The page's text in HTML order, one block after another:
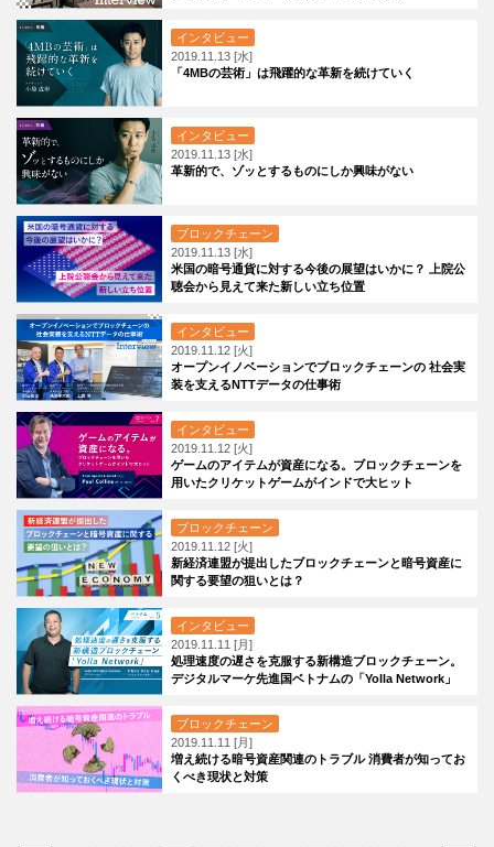
インタビュー
2019.11.13 [水]
「4MBの芸術」は飛躍的な革新を続けていく
インタビュー
2019.11.13 [水]
革新的で、ゾッとするものにしか興味がない
ブロックチェーン
2019.11.13 [水]
米国の暗号通貨に対する今後の展望はいかに？ 上院公
聴会から見えて来た新しい立ち位置
インタビュー
2019.11.12 [火]
オープンイノベーションでブロックチェーンの 社会実
装を支えるNTTデータの仕事術
インタビュー
2019.11.12 [火]
ゲームのアイテムが資産になる。ブロックチェーンを
用いたクリケットゲームがインドで大ヒット
ブロックチェーン
2019.11.12 [火]
新経済連盟が提出したブロックチェーンと暗号資産に
関する要望の狙いとは？
インタビュー
2019.11.11 [月]
処理速度の遅さを克服する新構造ブロックチェーン。
デジタルマーケ先進国ベトナムの「Yolla Network」
ブロックチェーン
2019.11.11 [月]
増え続ける暗号資産関連のトラブル 消費者が知ってお
くべき現状と対策